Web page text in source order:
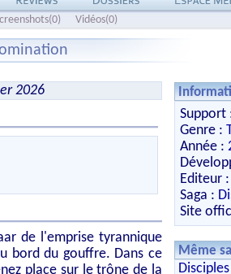
Vidéos(0)
2026
de l'emprise tyrannique
bord du gouffre. Dans ce
place sur le trône de la
Support
Genre :
Année :
Editeur :
Saga :
Site
Même